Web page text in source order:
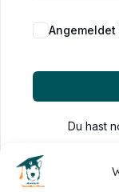
Alternative:
Du hast